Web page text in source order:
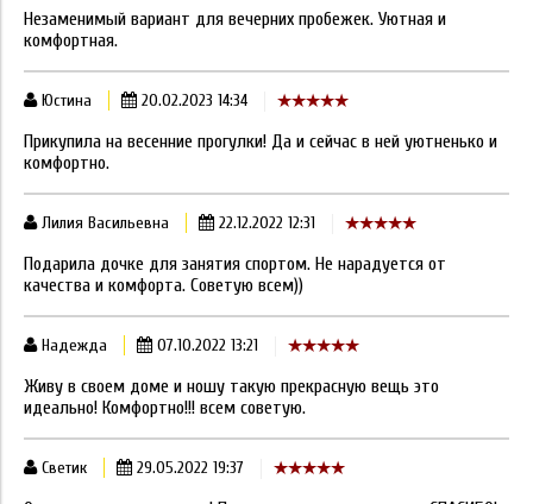
Незаменимый вариант для вечерних пробежек. Уютная и
комфортная.
Юстина 20.02.2023 14:34
Прикупила на весенние прогулки! Да и сейчас в ней уютненько и
комфортно.
Лилия Васильевна 22.12.2022 12:31
Подарила дочке для занятия спортом. Не нарадуется от
качества и комфорта. Советую всем))
Надежда 07.10.2022 13:21
Живу в своем доме и ношу такую прекрасную вещь это
идеально! Комфортно!!! всем советую.
Светик 29.05.2022 19:37